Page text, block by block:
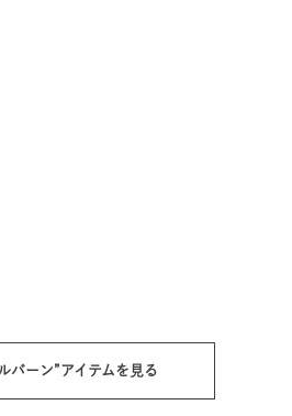
バーン”アイテムを見る